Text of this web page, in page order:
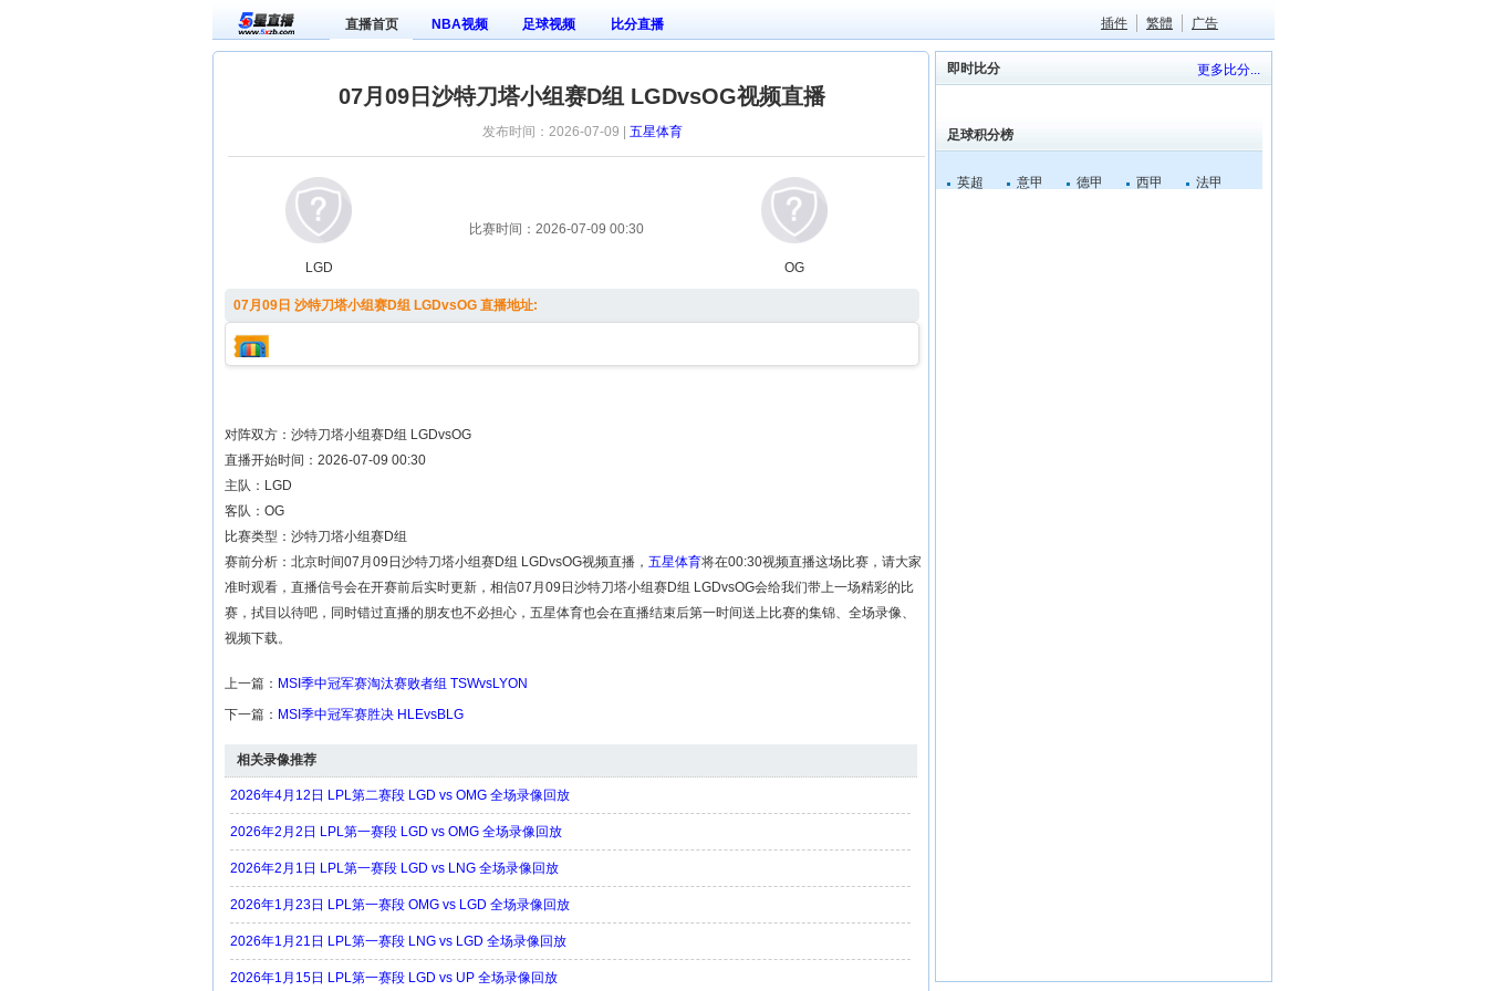
直播首页 NBA视频 足球视频 比分直播 插件 繁體 广告
07月09日沙特刀塔小组赛D组 LGDvsOG视频直播
发布时间：2026-07-09 | 五星体育
LGD
比赛时间： 2026-07-09 00:30
OG
07月09日 沙特刀塔小组赛D组 LGDvsOG 直播地址:
对阵双方：沙特刀塔小组赛D组 LGDvsOG
直播开始时间：2026-07-09 00:30
主队：LGD
客队：OG
比赛类型：沙特刀塔小组赛D组
赛前分析：北京时间07月09日沙特刀塔小组赛D组 LGDvsOG视频直播， 五星体育将在00:30视频直播这场比赛，请大家
准时观看，直播信号会在开赛前后实时更新，相信07月09日沙特刀塔小组赛D组 LGDvsOG会给我们带上一场精彩的比
赛，拭目以待吧，同时错过直播的朋友也不必担心，五星体育也会在直播结束后第一时间送上比赛的集锦、全场录像、
视频下载。
上一篇： MSI季中冠军赛淘汰赛败者组 TSWvsLYON
下一篇： MSI季中冠军赛胜决 HLEvsBLG
相关录像推荐
2026年4月12日 LPL第二赛段 LGD vs OMG 全场录像回放
2026年2月2日 LPL第一赛段 LGD vs OMG 全场录像回放
2026年2月1日 LPL第一赛段 LGD vs LNG 全场录像回放
2026年1月23日 LPL第一赛段 OMG vs LGD 全场录像回放
2026年1月21日 LPL第一赛段 LNG vs LGD 全场录像回放
2026年1月15日 LPL第一赛段 LGD vs UP 全场录像回放
更多比分...
即时比分
足球积分榜
英超 意甲 德甲 西甲 法甲